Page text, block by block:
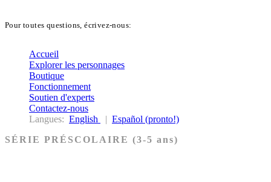
Pour toutes questions, écrivez-nous:
Accueil
Explorer les personnages
Boutique
Fonctionnement
Soutien d'experts
Contactez-nous
Langues: English | Español (pronto!)
SÉRIE PRÉSCOLAIRE (3-5 ans)